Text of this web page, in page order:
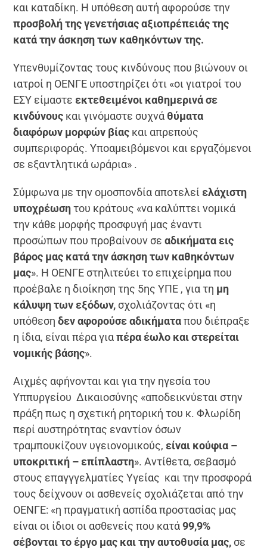
και καταδίκη. Η υπόθεση αυτή αφορούσε την
προσβολή της γενετήσιας αξιοπρέπειάς της
κατά την άσκηση των καθηκόντων της.
Υπενθυμίζοντας τους κινδύνους που βιώνουν οι
ιατροί η ΟΕΝΓΕ υποστηρίζει ότι «οι γιατροί του
ΕΣΥ είμαστε εκτεθειμένοι καθημερινά σε
κινδύνους και γινόμαστε συχνά θύματα
διαφόρων μορφών βίας και απρεπούς
συμπεριφοράς. Υποαμειβόμενοι και εργαζόμενοι
σε εξαντλητικά ωράρια» .
Σύμφωνα με την ομοσπονδία αποτελεί ελάχιστη
υποχρέωσητου κράτους «να καλύπτει νομικά
την κάθε μορφής προσφυγή μας έναντι
προσώπων που προβαίνουν σεαδικήματα εις
βάρος μας κατά την άσκηση των καθηκόντων
μας». Η ΟΕΝΓΕ στηλιτεύει το επιχείρημα που
προέβαλε η διοίκηση της 5ης ΥΠΕ , για τη μη
κάλυψη των εξόδων, σχολιάζοντας ότι «η
υπόθεσηδεν αφορούσε αδικήματαπου διέπραξε
η ίδια, είναι πέρα γιαπέρα έωλο και στερείται
νομικής βάσης».
Αιχμές αφήνονται και για την ηγεσία του
Υππυργείου Δικαιοσύνης «αποδεικνύεται στην
πράξη πως η σχετική ρητορική του κ. Φλωρίδη
περί αυστηρότητας εναντίον όσων
τραμπουκίζουν υγειονομικούς, είναι κούφια –
υποκριτική – επίπλαστη». Αντίθετα, σεβασμό
στους επαγγγελματίες Υγείας και την προσφορά
τους δείχνουν οι ασθενείς σχολιάζεται από την
ΟΕΝΓΕ: «η πραγματική ασπίδα προστασίας μας
είναι οι ίδιοι οι ασθενείς που κατά99,9%
σέβονται το έργο μας και την αυτοθυσία μας, σε